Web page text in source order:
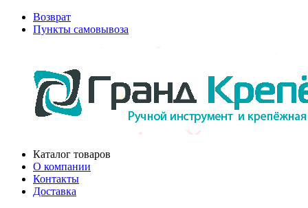
Возврат
Пункты самовывоза
Каталог товаров
О компании
Контакты
Доставка